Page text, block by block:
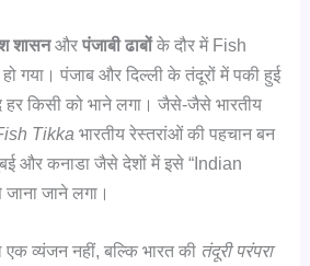
शासनऔरपंजाबी ढाबोंके दौर में Fish
गया। पंजाब और दिल्ली के तंदूरों में पकी हुई
हर किसी को भाने लगा। जैसे-जैसे भारतीय
Tikka भारतीय रेस्तरांओं की पहचान बन
और कनाडा जैसे देशों में इसे “Indian
जाने लगा।
व्यंजन नहीं, बल्कि भारत की तंदूरी परंपरा